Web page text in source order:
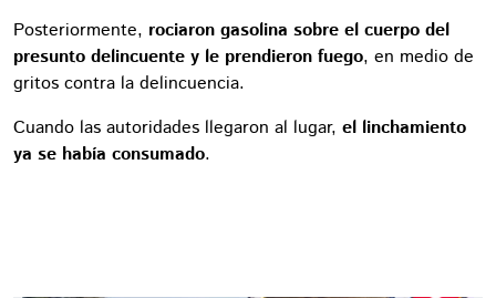
Posteriormente, rociaron gasolina sobre el cuerpo del
presunto delincuente y le prendieron fuego, en medio de
gritos contra la delincuencia.
Cuando las autoridades llegaron al lugar, el linchamiento
ya se había consumado.